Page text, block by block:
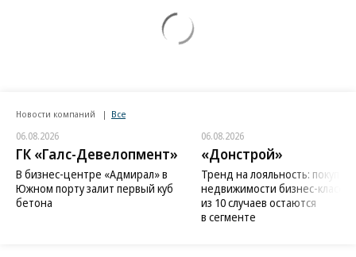
Новости компаний Все
06.08.2026
ГК «Галс-Девелопмент»
В бизнес-центре «Адмирал» в
Южном порту залит первый куб
бетона
06.08.2026
«Донстрой»
Тренд на лояльность:
недвижимости бизнес-класса
из 10 случаев остаются
в сегменте